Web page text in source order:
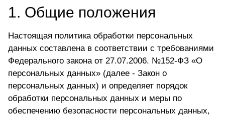
1. Общие положения
Настоящая политика обработки персональных
данных составлена в соответствии с требованиями
Федерального закона от 27.07.2006. №152-ФЗ «О
персональных данных» (далее - Закон о
персональных данных) и определяет порядок
обработки персональных данных и меры по
обеспечению безопасности персональных данных,